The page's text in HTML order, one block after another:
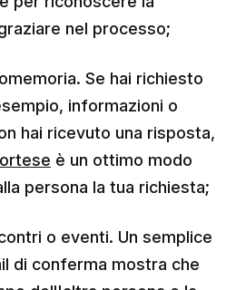
nel processo;
Se hai richiesto
informazioni o
hai ricevuto una risposta,
è un ottimo modo
persona la tua richiesta;
o eventi. Un semplice
di conferma mostra che